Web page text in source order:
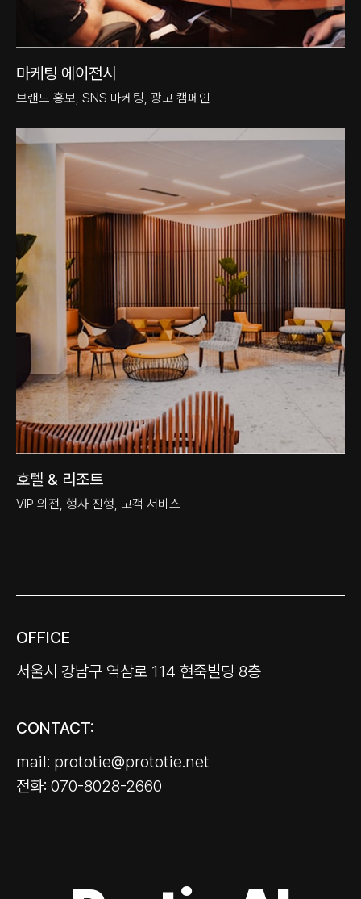
마케팅 에이전시
브랜드 홍보, SNS 마케팅, 광고 캠페인
호텔 & 리조트
VIP 의전, 행사 진행, 고객 서비스
OFFICE
서울시 강남구 역삼로 114 현죽빌딩 8층
CONTACT:
mail: prototie@prototie.net
전화: 070-8028-2660